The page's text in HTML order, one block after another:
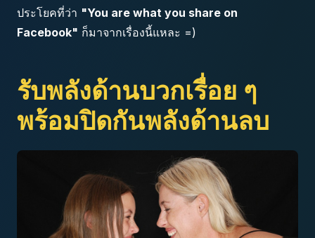
ประโยคที่ว่า "You are what you share on
Facebook" ก็มาจากเรื่องนี้แหละ =)
รับพลังด้านบวกเรื่อย ๆ
พร้อมปิดกันพลังด้านลบ